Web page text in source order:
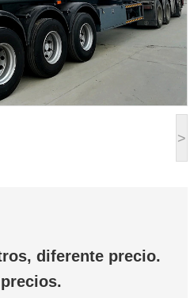
>
diferente precio.